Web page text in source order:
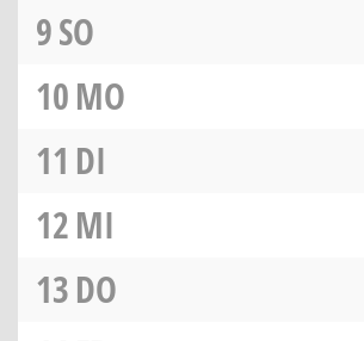
9SO
10MO
11 DI
12MI
13DO